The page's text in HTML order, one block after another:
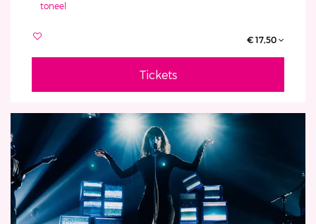
toneel
€ 17,50
Tickets